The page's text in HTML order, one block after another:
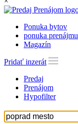
Ponuka bytov
ponuka prenájmu
Magazín
Pridať inzerát
Predaj
Prenájom
Hypofilter